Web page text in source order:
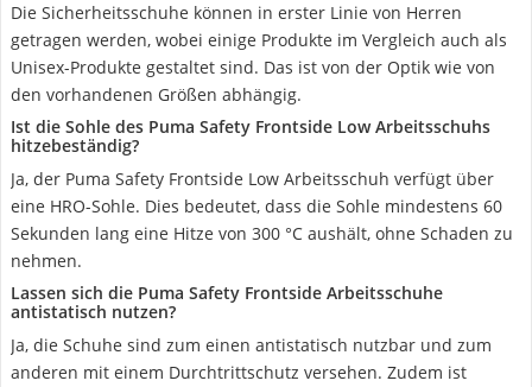
Die Sicherheitsschuhe können in erster Linie von Herren
getragen werden, wobei einige Produkte im Vergleich auch als
Unisex-Produkte gestaltet sind. Das ist von der Optik wie von
den vorhandenen Größen abhängig.
Ist die Sohle des Puma Safety Frontside Low Arbeitsschuhs
hitzebeständig?
Ja, der Puma Safety Frontside Low Arbeitsschuh verfügt über
eine HRO-Sohle. Dies bedeutet, dass die Sohle mindestens 60
Sekunden lang eine Hitze von 300 °C aushält, ohne Schaden zu
nehmen.
Lassen sich die Puma Safety Frontside Arbeitsschuhe
antistatisch nutzen?
Ja, die Schuhe sind zum einen antistatisch nutzbar und zum
anderen mit einem Durchtrittschutz versehen. Zudem ist